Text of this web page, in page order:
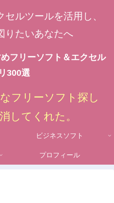
ルツールを活用し、
りたいあなたへ
フリーソフト＆エクセル
300選
フリーソフト探し
してくれた。
ビジネスソフト
プロフィール